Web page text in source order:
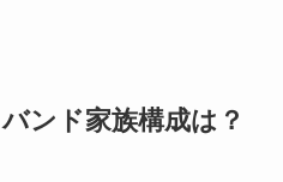
ンド家族構成は？